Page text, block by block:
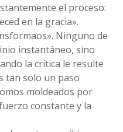
el proceso:
en la gracia».
Ninguno de
instantáneo, sino
la crítica le resulte
tan solo un paso
moldeados por
constante y la